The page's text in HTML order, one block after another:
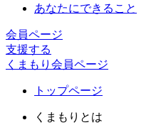
あなたにできること
会員ページ
支援する
くまもり会員ページ
トップページ
くまもりとは